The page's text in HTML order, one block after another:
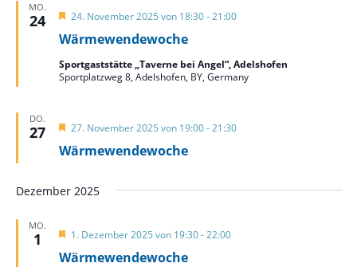
MO.
24
Wärmewendewoche
Hervorgehoben
24. November 2025 von 18:30-21:00
Sportgaststätte „Taverne bei Angel“, Adelshofen
Sportplatzweg 8, Adelshofen, BY, Germany
DO.
27
Wärmewendewoche
Hervorgehoben
27. November 2025 von 19:00-21:30
Dezember 2025
MO.
1
Wärmewendewoche
Hervorgehoben
1. Dezember 2025 von 19:30-22:00